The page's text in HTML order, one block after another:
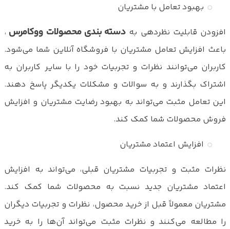
بهبود تعامل با مشتریان
افزودن قابلیت نظردهی به دسته بندی محصولات ووکامرس ،
باعث افزایش تعامل مشتریان با فروشگاه آنلاین شما می‌شود.
کاربران می‌توانند نظرات و تجربیات خود را با سایر کاربران به
اشتراک بگذارند و به سوالات و مشکلات یکدیگر پاسخ دهند.
این تعامل مثبت می‌تواند به بهبود رضایت مشتریان و افزایش
فروش محصولات شما کمک کند.
افزایش اعتماد مشتریان
نظرات مثبت و تجربیات مشتریان قبلی، می‌تواند به افزایش
اعتماد مشتریان جدید نسبت به محصولات شما کمک کند.
مشتریان معمولاً قبل از خرید محصول، نظرات و تجربیات دیگران
را مطالعه می‌کنند و نظرات مثبت می‌تواند آن‌ها را به خرید